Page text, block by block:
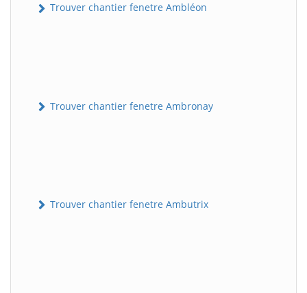
Trouver chantier fenetre Ambléon
Trouver chantier fenetre Ambronay
Trouver chantier fenetre Ambutrix